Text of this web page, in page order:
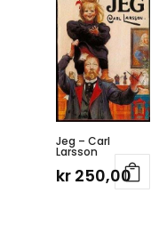
Jeg – Carl
Larsson
kr250,00